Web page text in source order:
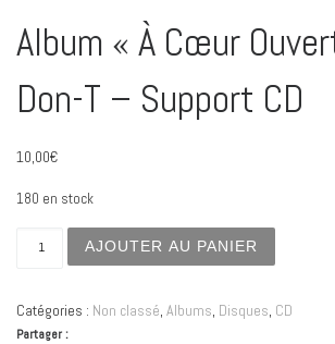
Album « À Cœur
Don-T – Support CD
10,00€
180 en stock
AJOUTER AU PANIER
Catégories : Non classé, Albums, Disques, CD
Partager :